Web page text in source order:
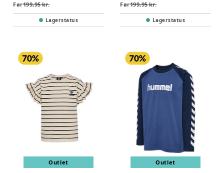
Før199,95 kr.
Lagerstatus
Før199,95 kr.
Lagerstatus
Outlet Outlet